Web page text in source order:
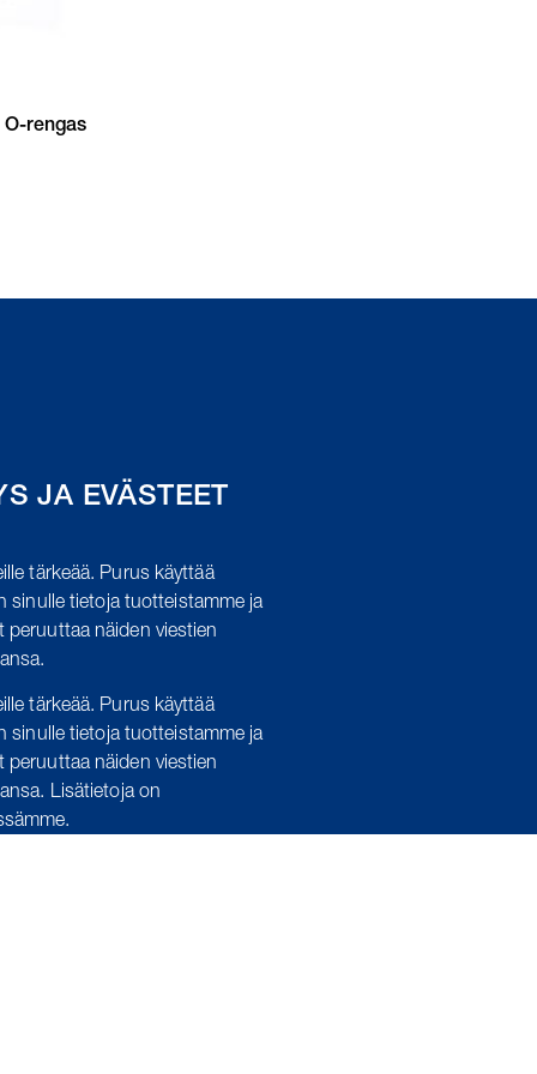
rengas
JA EVÄSTEET
tärkeää. Purus käyttää
sinulle tietoja tuotteistamme ja
peruuttaa näiden viestien
tärkeää. Purus käyttää
sinulle tietoja tuotteistamme ja
peruuttaa näiden viestien
Lisätietoja on